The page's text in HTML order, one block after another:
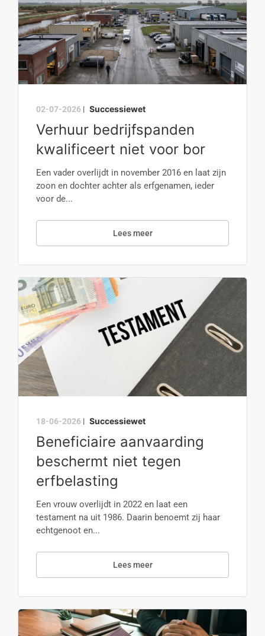
02-07-2026 | Successiewet
Verhuur bedrijfspanden
kwalificeert niet voor bor
Een vader overlijdt in november 2016 en laat zijn
zoon en dochter achter als erfgenamen, ieder
voor de...
Lees meer
18-06-2026 | Successiewet
Beneficiaire aanvaarding
beschermt niet tegen
erfbelasting
Een vrouw overlijdt in 2022 en laat een
testament na uit 1986. Daarin benoemt zij haar
echtgenoot en...
Lees meer